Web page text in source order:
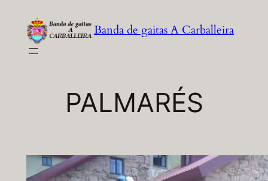
contenido
Banda de gaitas A Carballeira
PALMARÉS